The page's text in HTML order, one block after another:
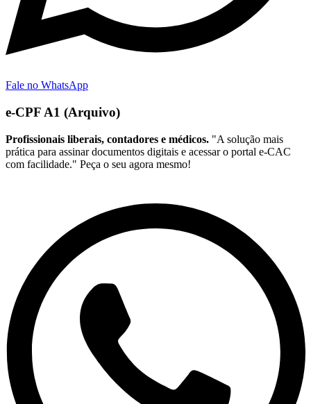
Fale no WhatsApp
e-CPF A1 (Arquivo)
Profissionais liberais, contadores e médicos. "A solução mais
prática para assinar documentos digitais e acessar o portal e-CAC
com facilidade." Peça o seu agora mesmo!